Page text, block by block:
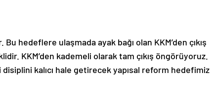
hedeflere ulaşmada ayak bağı olan KKM’den çıkış
KKM’den kademeli olarak tam çıkış öngörüyoruz.
kalıcı hale getirecek yapısal reform hedefimiz